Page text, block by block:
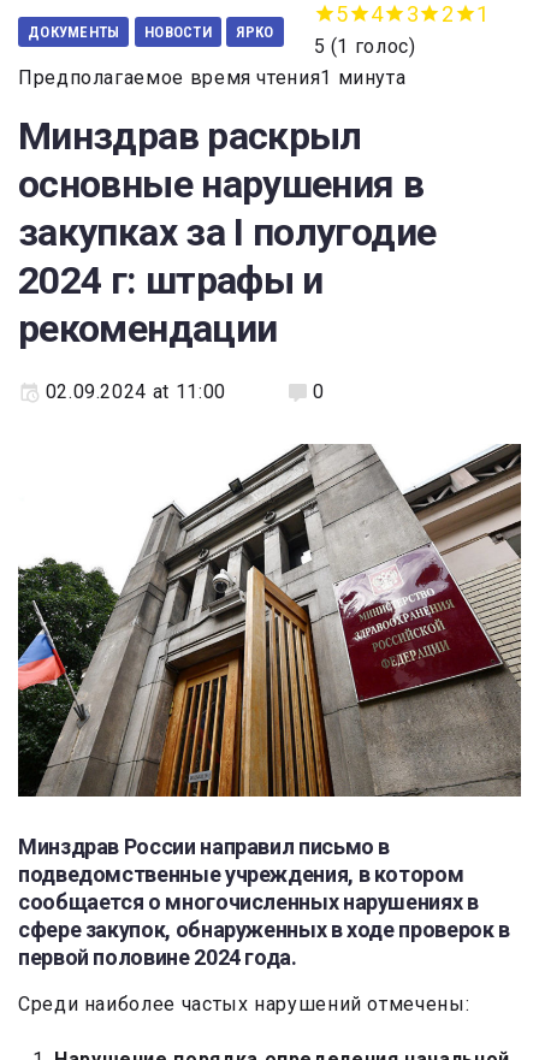
ДОКУМЕНТЫ НОВОСТИ ЯРКО
5 4 3 2 1
5 (1 голос)
Предполагаемое время чтения1 минута
Минздрав раскрыл
основные нарушения в
закупках за I полугодие
2024 г: штрафы и
рекомендации
02.09.2024 at 11:00 0
Минздрав России направил письмо в
подведомственные учреждения, в котором
сообщается о многочисленных нарушениях в
сфере закупок, обнаруженных в ходе проверок в
первой половине 2024 года.
Среди наиболее частых нарушений отмечены: